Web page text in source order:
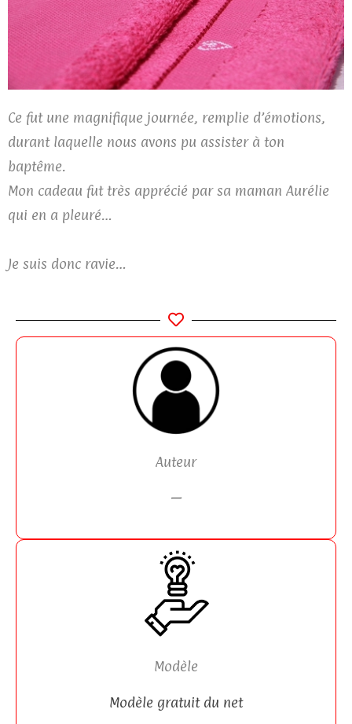
Ce fut une magnifique journée, remplie d’émotions,
durant laquelle nous avons pu assister à ton
baptême.
Mon cadeau fut très apprécié par sa maman Aurélie
qui en a pleuré…
Je suis donc ravie…
Auteur
—
Modèle
Modèle gratuit du net